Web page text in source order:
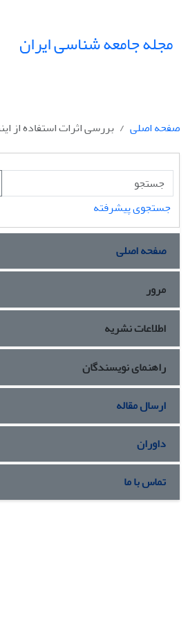
مجله جامعه شناسی ایران
صفحه اصلی بررسی اثرات استفاده از
جستجوی پیشرفته
صفحه اصلی
مرور
اطلاعات نشریه
راهنمای نویسندگان
ارسال مقاله
داوران
تماس با ما